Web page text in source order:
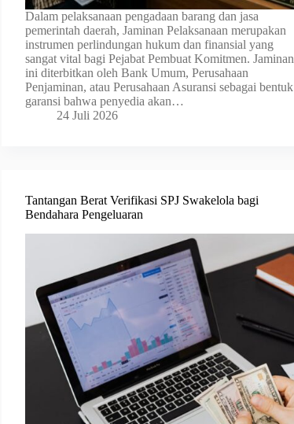
Dalam pelaksanaan pengadaan barang dan jasa
pemerintah daerah, Jaminan Pelaksanaan merupakan
instrumen perlindungan hukum dan finansial yang
sangat vital bagi Pejabat Pembuat Komitmen. Jaminan
ini diterbitkan oleh Bank Umum, Perusahaan
Penjaminan, atau Perusahaan Asuransi sebagai bentuk
garansi bahwa penyedia akan…
24 Juli 2026
Tantangan Berat Verifikasi SPJ Swakelola bagi
Bendahara Pengeluaran